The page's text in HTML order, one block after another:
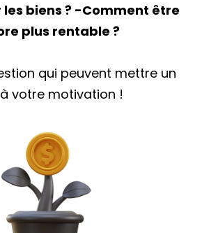
biens ? ​-Comment être
plus rentable ?
qui peuvent mettre un
votre motivation !